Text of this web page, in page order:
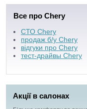
Все про Chery
СТО Chery
продаж б/у Chery
відгуки про Chery
тест-драйвы Chery
Акції в салонах